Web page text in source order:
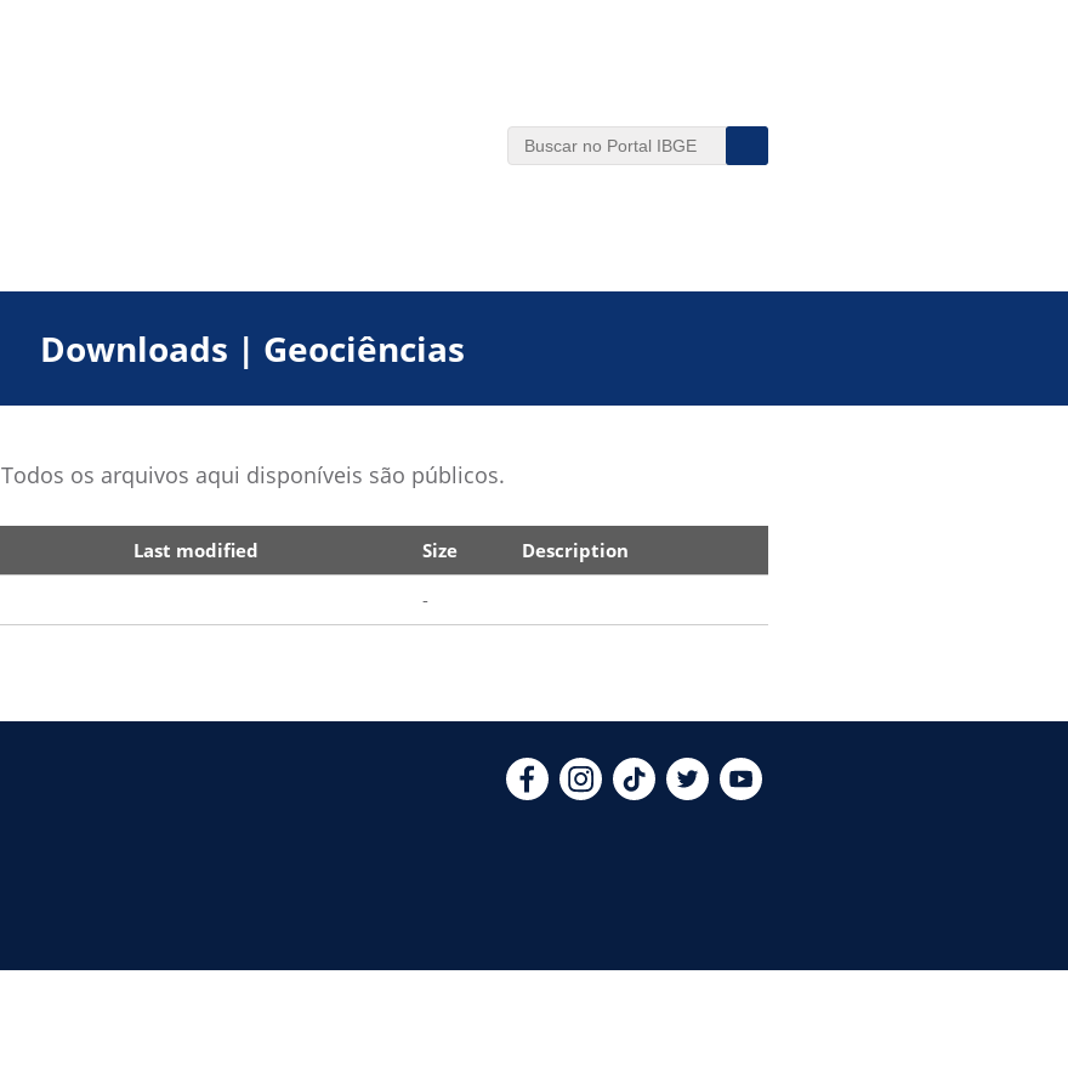
Downloads | Geociências
Todos os arquivos aqui disponíveis são públicos.
Last modified Size Description
-